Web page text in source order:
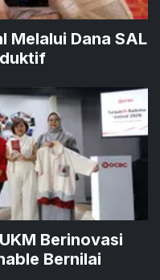
Melalui Dana SAL
Berinovasi
Bernilai